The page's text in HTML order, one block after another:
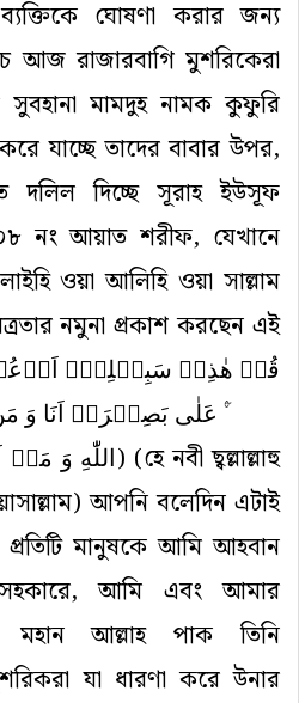
ঘোষণা করার জন্য
আজ রাজারবাগি মুশরিকেরা
সুবহানা মামদুহ নামক কুফুরি
যাচ্ছে তাদের বাবার উপর,
দিচ্ছে সূরাহ ইউসূফ
নং আয়াত শরীফ, যেখানে
ওয়া আলিহি ওয়া সাল্লাম
নমুনা প্রকাশ করছেন এই
قُلۡ هٰذِهٖ سَبِیۡلِیۡۤ
عَلٰی بَصِیۡرَۃٍ اَنَا
اللّٰهِ وَ) (হে নবী ছ্বল্লাল্লাহু
আপনি বলেদিন এটাই
মানুষকে আমি আহবান
সহকারে, আমি এবং আমার
আল্লাহ পাক তিনি
যা ধারণা করে উনার